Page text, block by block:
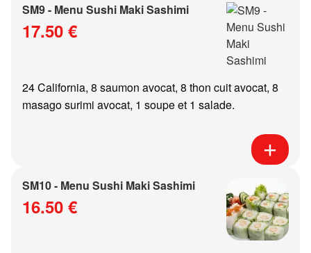
SM9 - Menu Sushi Maki Sashimi
17.50 €
24 California, 8 saumon avocat, 8 thon cuit avocat, 8
masago surimi avocat, 1 soupe et 1 salade.
SM10 - Menu Sushi Maki Sashimi
16.50 €